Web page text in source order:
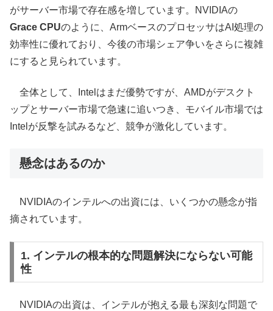
がサーバー市場で存在感を増しています。NVIDIAの
Grace CPUのように、ArmベースのプロセッサはAI処理の
効率性に優れており、今後の市場シェア争いをさらに複雑
にすると見られています。
全体として、Intelはまだ優勢ですが、AMDがデスクト
ップとサーバー市場で急速に追いつき、モバイル市場では
Intelが反撃を試みるなど、競争が激化しています。
懸念はあるのか
NVIDIAのインテルへの出資には、いくつかの懸念が指
摘されています。
1. インテルの根本的な問題解決にならない可能
性
NVIDIAの出資は、インテルが抱える最も深刻な問題で